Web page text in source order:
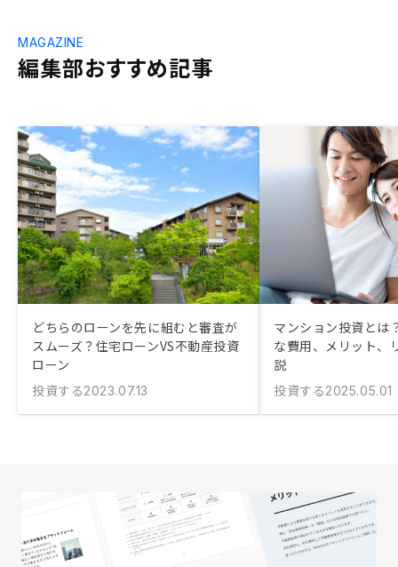
編集部おすすめ記事
MAGAZINE
どちらのローンを先に組むと審査が
スムーズ？住宅ローンVS不動産投資
ローン
投資する2023.07.13
マンション投資とは
な費用、メリット、
説
投資する2025.05.01